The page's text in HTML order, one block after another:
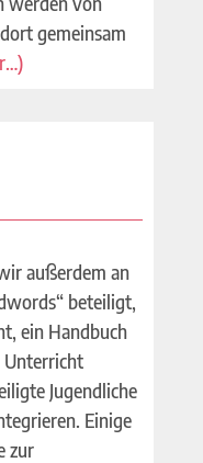
gemeinsam
außerdem an
beteiligt,
ein Handbuch
Unterricht
Jugendliche
Einige
zur